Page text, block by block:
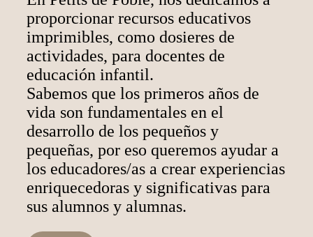
proporcionar recursos educativos
imprimibles, como dosieres de
actividades, para docentes de
educación infantil.
Sabemos que los primeros años de
vida son fundamentales en el
desarrollo de los pequeños y
pequeñas, por eso queremos ayudar a
los educadores/as a crear experiencias
enriquecedoras y significativas para
sus alumnos y alumnas.